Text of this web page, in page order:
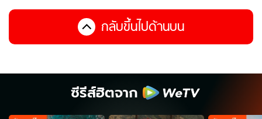
กลับขึ้นไปด้านบน
ซีรีส์ฮิตจาก